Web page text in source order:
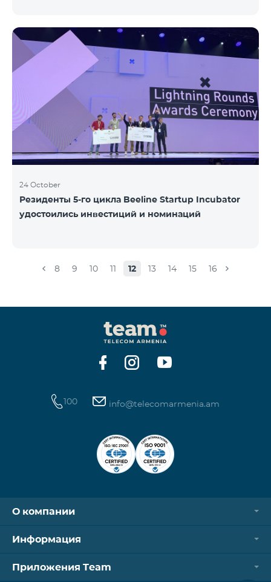
24 October
Резиденты 5-го цикла Beeline Startup Incubator
удостоились инвестиций и номинаций
8 9 10 11 12 13 14 15 16
100 info@telecomarmenia.am
О компании
Информация
Приложения Team